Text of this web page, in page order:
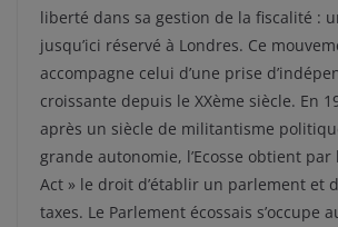
liberté dans sa gestion de la fiscalité :
jusqu’ici réservé à Londres. Ce
accompagne celui d’une prise
croissante depuis le XXème siècle. En
après un siècle de militantisme
grande autonomie, l’Ecosse obtient par
Act » le droit d’établir un parlement et
taxes. Le Parlement écossais s’occupe